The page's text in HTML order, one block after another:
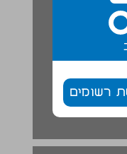
רשומים